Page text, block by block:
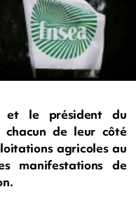
et le président du
chacun de leur côté
agricoles au
manifestations de